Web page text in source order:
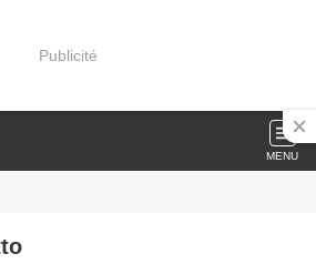
Publicité
MENU